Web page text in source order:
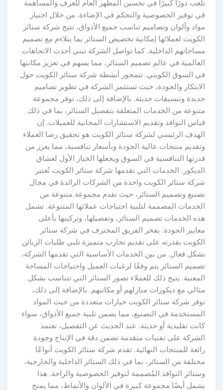
تلعب دورًا كبيرًا في تحسين المظهر العام للغرف والمساهمة
في توفير الخصوصية والتحكم في الإضاءة. من خلال اختيار
مواد وألوان وتصاميم تناسب جميع الأذواق، تتيح شركة ستائر
الكويت لعملائها إمكانية تخصيص الستائر بما يتلاءم مع تصميم
مساحاتهم الداخلية. كما تواصل الشركة تبني أحدث الاتجاهات
العالمية في عالم تصميم الستائر، مما يسهم في تعزيز مكانتها
في السوق الكويتي. تتمحور أنشطة شركة ستائر الكويت حول
الابتكار والجودة، حيث تستثمر الشركة في تطوير تصاميم
جديدة وتنسيقات حديثة. بالإضافة إلى ذلك، توفر مجموعة
متنوعة من الخدمات المتعلقة بتفصيل الستائر، بما في ذلك
قياس النوافذ وتقديم الاستشارات المجانية للعميلات. إن
الهدف الرئيسي لشركة ستائر الكويت هو تحقيق رضا العملاء
وتقديم منتجات عالية الجودة وبأسعار تنافسية، مما يعزز من
قدرتها التنافسية في السوق ويجعلها الخيار الأول لعشاق
الديكور. الخدمات التي تقدمها شركة ستائر الكويت تُعتبر
شركة ستائر الكويت واحدة من الشركات الرائدة في مجال
تصنيع وتصميم الستائر، حيث تقدم مجموعة متنوعة من
الخدمات المصممة لتلبية احتياجات عملائها المتنوعة. تشمل
هذه الخدمات تصميم الستائر، وتفصيلها، وتركيبها بأعلى
معايير الجودة. يفخر الفريق المحترف في شركة ستائر
الكويت بقدرته على تقديم تجارب متميزة تلبي طلبات الزبائن
بشكل فعال. من بين الخدمات الأساسية التي تقدمها الشركة،
تصميم الستائر يتم وفقًا لرغبات العميل واحتياجات المساحة
المعنية. يتيح ذلك للعملاء تصور الستائر التي تتناسب بشكل
مثالي مع ديكورات منازلهم أو مكاتبهم. بالإضافة إلى ذلك،
توفر شركة ستائر الكويت خيارات متعددة من حيث المواد
المستخدمة في التصنيع، مما يضمن تلبية جميع الأذواق، سواء
كانت تقليدية أو حديثة. عند الحديث عن التفصيل، تعتمد
الشركة على تقنيات متقدمة تضمن دقة في الإنتاج وجودة
رائعة للمنتجات النهائية. تقدم شركة ستائر الكويت أنواعًا
مختلفة من الستائر، بما في ذلك الستائر الداخلية والخارجية،
وستائر النوافذ المُصممة لتوفير الخصوصية والراحة. هذا
يشمل أيضًا مجموعة كبيرة في الألوان والأنماط، مما يمنح